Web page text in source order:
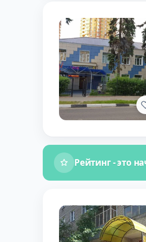
Рейтинг - это